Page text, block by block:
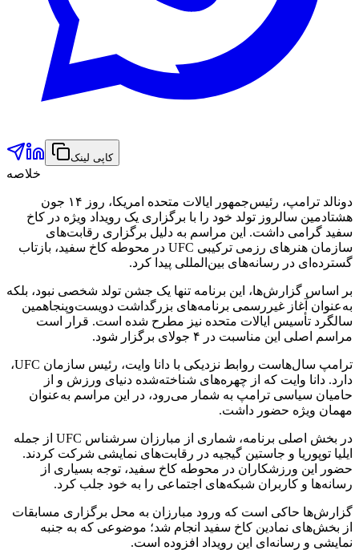
کاپی لینک
خلاصه
دونالد ترامپ، رئیس‌جمهور ایالات متحده امریکا، روز ۱۴ جون
هشتادمین سالروز تولد خود را با برگزاری یک رویداد ویژه در کاخ
سفید گرامی داشت. این مراسم به دلیل برگزاری رقابت‌های
سازمان هنرهای رزمی ترکیبی UFC در محوطه کاخ سفید، بازتاب
گسترده‌ای در رسانه‌های بین‌المللی پیدا کرد.
بر اساس گزارش‌ها، این برنامه تنها یک جشن تولد شخصی نبود، بلکه
به‌عنوان آغاز غیررسمی برنامه‌های بزرگداشت دویست‌وپنجاهمین
سالگرد تأسیس ایالات متحده نیز مطرح شده است. قرار است
مراسم اصلی این مناسبت در ۴ جولای برگزار شود.
ترامپ سال‌هاست روابط نزدیکی با دانا وایت، رئیس سازمان UFC،
دارد. دانا وایت که از چهره‌های شناخته‌شده دنیای ورزش و از
حامیان سیاسی ترامپ به شمار می‌رود، در این مراسم به‌عنوان
مهمان ویژه حضور داشت.
در بخش اصلی برنامه، شماری از مبارزان سرشناس UFC از جمله
ایلیا توپوریا و جاستین گیجیه در رقابت‌های نمایشی شرکت کردند.
حضور این ورزشکاران در محوطه کاخ سفید، توجه بسیاری از
رسانه‌ها و کاربران شبکه‌های اجتماعی را به خود جلب کرد.
گزارش‌ها حاکی است که ورود مبارزان به محل برگزاری مسابقات
از بخش‌های نمادین کاخ سفید انجام شد؛ موضوعی که به جنبه
نمایشی و رسانه‌ای این رویداد افزوده است.